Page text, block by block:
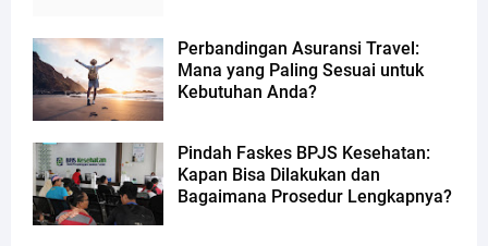
Perbandingan Asuransi Travel:
Mana yang Paling Sesuai untuk
Kebutuhan Anda?
Pindah Faskes BPJS Kesehatan:
Kapan Bisa Dilakukan dan
Bagaimana Prosedur Lengkapnya?